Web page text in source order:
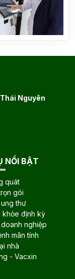
Nguyên
NỔI BẬT
quát
gói
thư
khỏe định kỳ
nghiệp
mãn tính
nhà
- Vacxin